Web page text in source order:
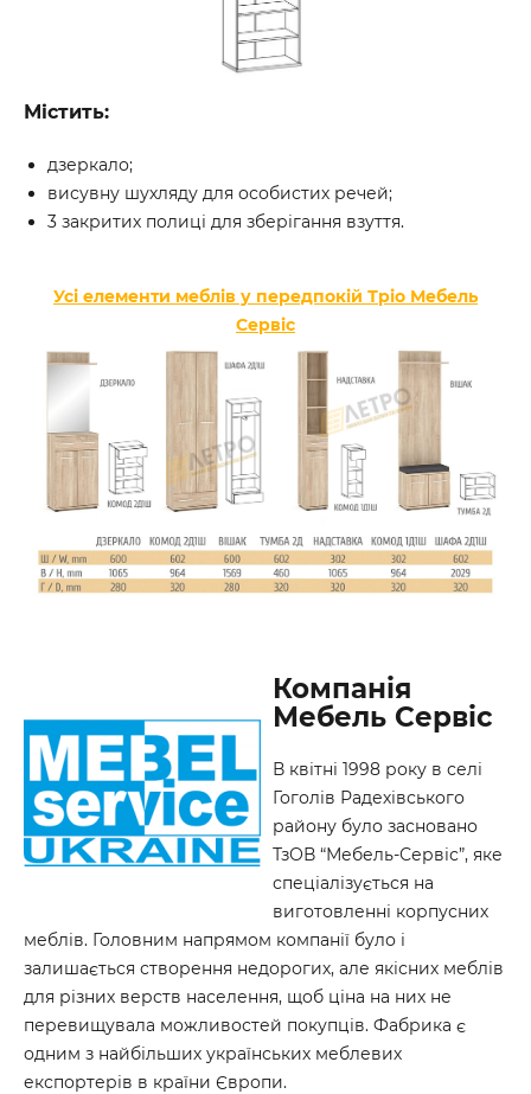
Містить:
дзеркало;
висувну шухляду для особистих речей;
3 закритих полиці для зберігання взуття.
Усі елементи меблів у передпокій Тріо Мебель
Сервіс
Компанія
Мебель Сервіс
В квітні 1998 року в селі
Гоголів Радехівського
району було засновано
ТзОВ “Мебель-Сервіс”, яке
спеціалізується на
виготовленні корпусних
меблів. Головним напрямом компанії було і
залишається створення недорогих, але якісних меблів
для різних верств населення, щоб ціна на них не
перевищувала можливостей покупців. Фабрика є
одним з найбільших українських меблевих
експортерів в країни Європи.